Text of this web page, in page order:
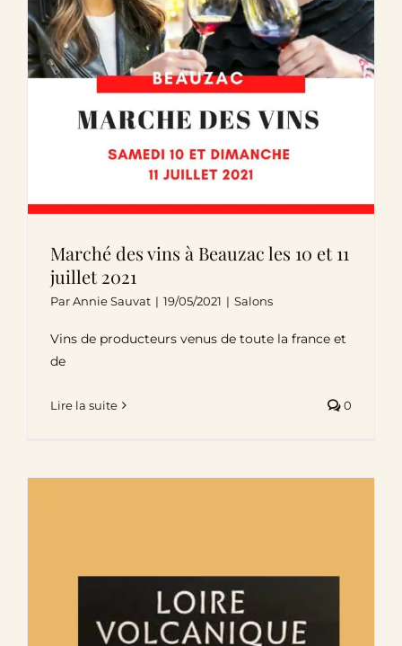
Marché des vins à Beauzac les 10 et 11
juillet 2021
ParAnnie Sauvat | 19/05/2021 | Salons
Vins de producteurs venus de toute la france et
de
Lire la suite 0